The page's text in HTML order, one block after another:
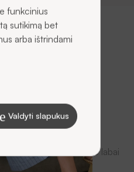
prekę. Jūsų nuomonė labai
funkcinius
sutikimą bet
arba ištrindami
Valdyti slapukus